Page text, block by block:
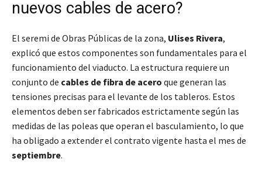
nuevos cables de acero?
El seremi de Obras Públicas de la zona, Ulises Rivera,
explicó que estos componentes son fundamentales para el
funcionamiento del viaducto. La estructura requiere un
conjunto de cables de fibra de acero que generan las
tensiones precisas para el levante de los tableros. Estos
elementos deben ser fabricados estrictamente según las
medidas de las poleas que operan el basculamiento, lo que
ha obligado a extender el contrato vigente hasta el mes de
septiembre.